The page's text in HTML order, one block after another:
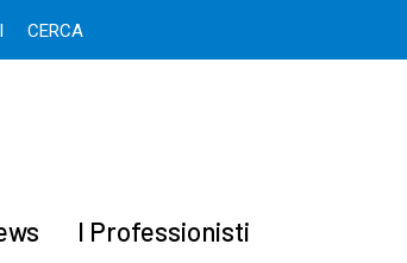
CERCA
I Professionisti